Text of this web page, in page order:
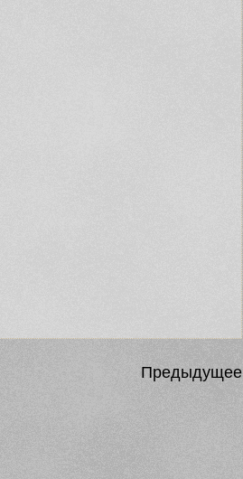
Предыдущее